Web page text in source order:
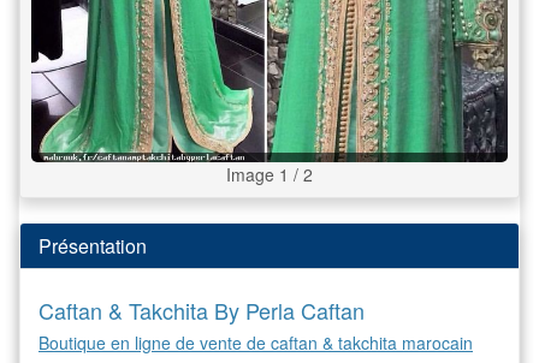
Image 1 / 2
Présentation
Caftan & Takchita By Perla Caftan
Boutique en ligne de vente de caftan & takchita marocain